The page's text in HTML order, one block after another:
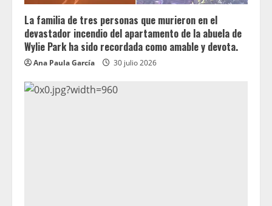
La familia de tres personas que murieron en el
devastador incendio del apartamento de la abuela de
Wylie Park ha sido recordada como amable y devota.
Ana Paula García 30 julio 2026